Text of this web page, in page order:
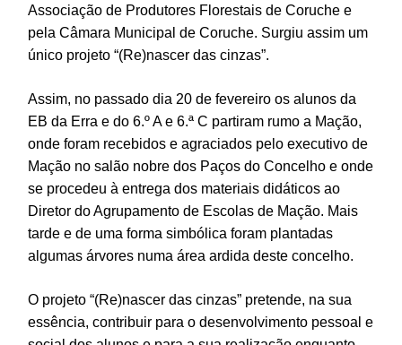
Associação de Produtores Florestais de Coruche e
pela Câmara Municipal de Coruche. Surgiu assim um
único projeto “(Re)nascer das cinzas”.
Assim, no passado dia 20 de fevereiro os alunos da
EB da Erra e do 6.º A e 6.ª C partiram rumo a Mação,
onde foram recebidos e agraciados pelo executivo de
Mação no salão nobre dos Paços do Concelho e onde
se procedeu à entrega dos materiais didáticos ao
Diretor do Agrupamento de Escolas de Mação. Mais
tarde e de uma forma simbólica foram plantadas
algumas árvores numa área ardida deste concelho.
O projeto “(Re)nascer das cinzas” pretende, na sua
essência, contribuir para o desenvolvimento pessoal e